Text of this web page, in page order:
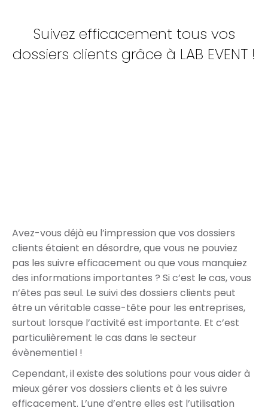
Suivez efficacement tous vos
dossiers clients grâce à LAB EVENT !
Avez-vous déjà eu l’impression que vos dossiers
clients étaient en désordre, que vous ne pouviez
pas les suivre efficacement ou que vous manquiez
des informations importantes ? Si c’est le cas, vous
n’êtes pas seul. Le suivi des dossiers clients peut
être un véritable casse-tête pour les entreprises,
surtout lorsque l’activité est importante. Et c’est
particulièrement le cas dans le secteur
évènementiel !
Cependant, il existe des solutions pour vous aider à
mieux gérer vos dossiers clients et à les suivre
efficacement. L’une d’entre elles est l’utilisation